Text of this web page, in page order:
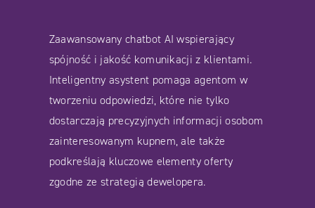
Zaawansowany chatbot AI wspierający
spójność i jakość komunikacji z klientami.
Inteligentny asystent pomaga agentom w
tworzeniu odpowiedzi, które nie tylko
dostarczają precyzyjnych informacji osobom
zainteresowanym kupnem, ale także
podkreślają kluczowe elementy oferty
zgodne ze strategią dewelopera.